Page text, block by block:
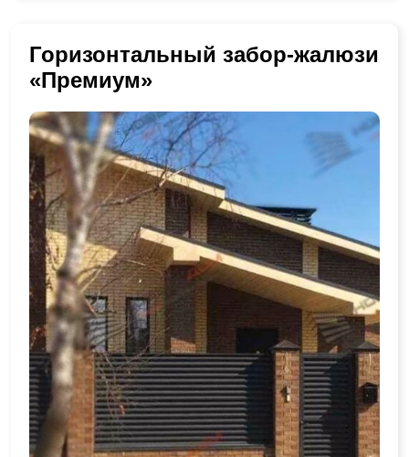
Горизонтальный забор-жалюзи
«Премиум»